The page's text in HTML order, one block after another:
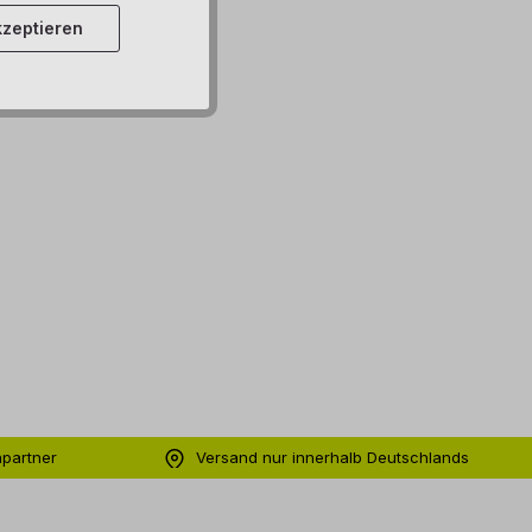
Versand nur innerhalb Deutschlands